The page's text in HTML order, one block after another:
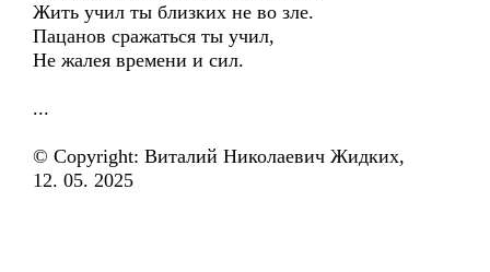
Жить учил ты близких не во зле.
Пацанов сражаться ты учил,
Не жалея времени и сил.
...
© Copyright: Виталий Николаевич Жидких,
12. 05. 2025